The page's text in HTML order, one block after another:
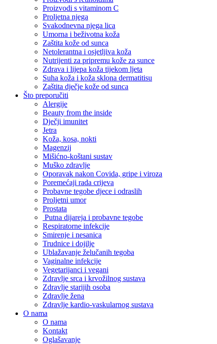
Proizvodi s vitaminom C
Proljetna njega
Svakodnevna njega lica
Umorna i beživotna koža
Zaštita kože od sunca
Netolerantna i osjetljiva koža
Nutrijenti za pripremu kože za sunce
Zdrava i lijepa koža tijekom ljeta
Suha koža i koža sklona dermatitisu
Zaštita dječje kože od sunca
Što preporučiti
Alergije
Beauty from the inside
Dječji imunitet
Jetra
Koža, kosa, nokti
Magenzij
Mišićno-koštani sustav
Muško zdravlje
Oporavak nakon Covida, gripe i viroza
Poremećaji rada crijeva
Probavne tegobe djece i odraslih
Proljetni umor
Prostata
Putna dijareja i probavne tegobe
Respiratorne infekcije
Smirenje i nesanica
Trudnice i dojilje
Ublažavanje želučanih tegoba
Vaginalne infekcije
Vegetarijanci i vegani
Zdravlje srca i krvožilnog sustava
Zdravlje starijih osoba
Zdravlje žena
Zdravlje kardio-vaskularnog sustava
O nama
O nama
Kontakt
Oglašavanje